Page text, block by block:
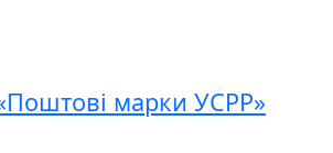
марки УСРР»